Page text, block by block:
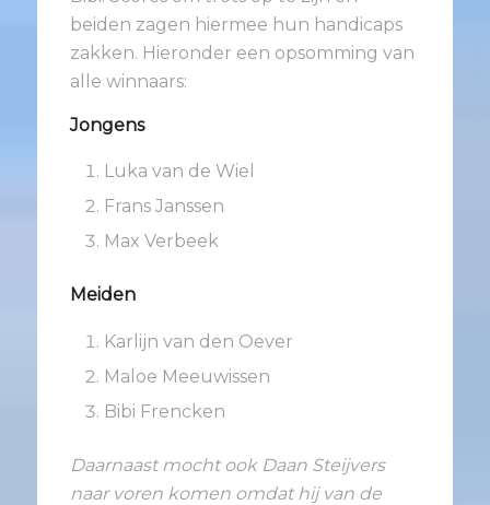
beiden zagen hiermee hun handicaps
zakken. Hieronder een opsomming van
alle winnaars:
Jongens
Luka van de Wiel
Frans Janssen
Max Verbeek
Meiden
Karlijn van den Oever
Maloe Meeuwissen
Bibi Frencken
Daarnaast mocht ook Daan Steijvers
naar voren komen omdat hij van de